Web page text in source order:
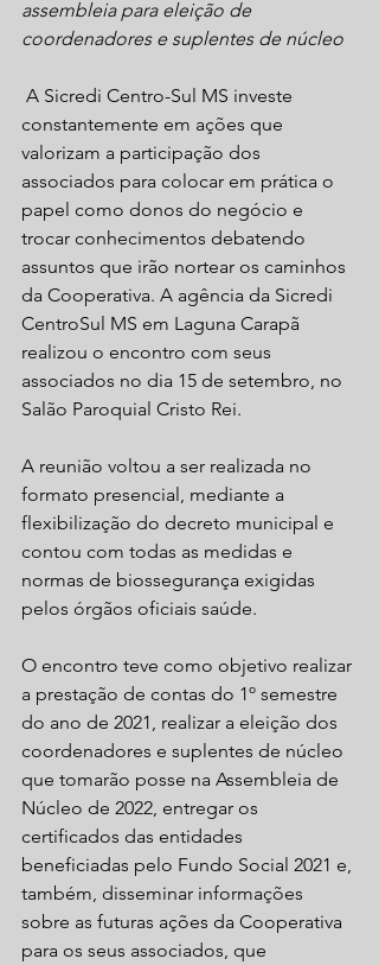
assembleia para eleição de
coordenadores e suplentes de núcleo
constantemente em ações que
valorizam a participação dos
associados para colocar em prática o
papel como donos do negócio e
trocar conhecimentos debatendo
assuntos que irão nortear os caminhos
da Cooperativa. A agência da Sicredi
CentroSul MS em Laguna Carapã
realizou o encontro com seus
associados no dia 15 de setembro, no
Salão Paroquial Cristo Rei.
A reunião voltou a ser realizada no
formato presencial, mediante a
flexibilização do decreto municipal e
contou com todas as medidas e
normas de biossegurança exigidas
pelos órgãos oficiais saúde.
O encontro teve como objetivo realizar
a prestação de contas do 1º semestre
do ano de 2021, realizar a eleição dos
coordenadores e suplentes de núcleo
que tomarão posse na Assembleia de
Núcleo de 2022, entregar os
certificados das entidades
beneficiadas pelo Fundo Social 2021 e,
também, disseminar informações
sobre as futuras ações da Cooperativa
para os seus associados, que